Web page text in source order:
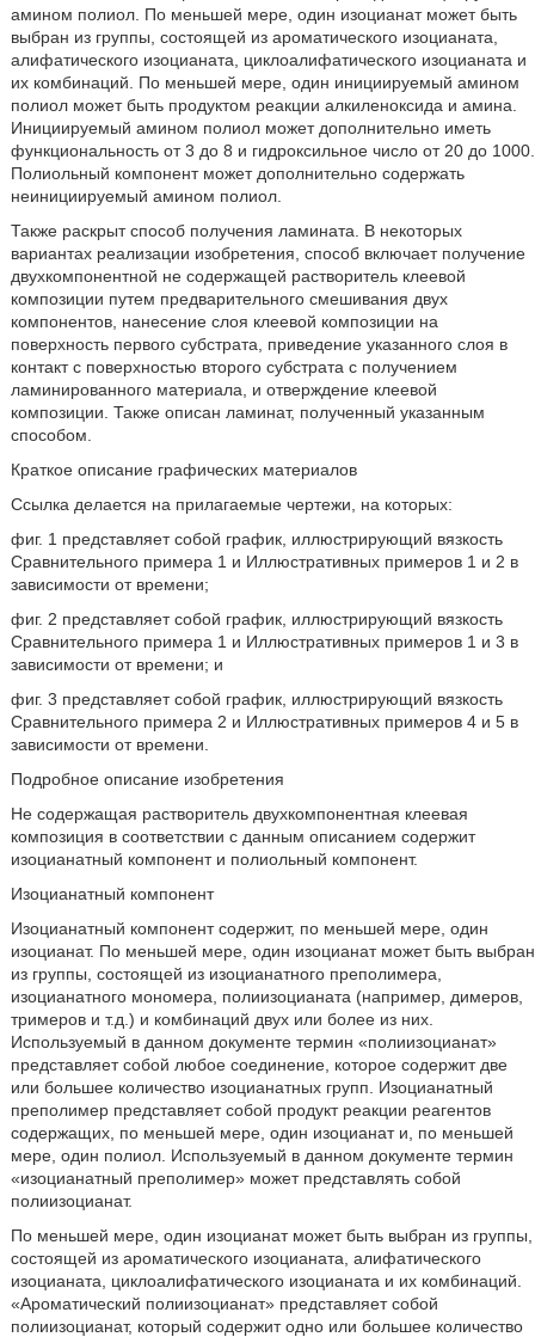
амином полиол. По меньшей мере, один изоцианат может быть
выбран из группы, состоящей из ароматического изоцианата,
алифатического изоцианата, циклоалифатического изоцианата и
их комбинаций. По меньшей мере, один инициируемый амином
полиол может быть продуктом реакции алкиленоксида и амина.
Инициируемый амином полиол может дополнительно иметь
функциональность от 3 до 8 и гидроксильное число от 20 до 1000.
Полиольный компонент может дополнительно содержать
неинициируемый амином полиол.
Также раскрыт способ получения ламината. В некоторых
вариантах реализации изобретения, способ включает получение
двухкомпонентной не содержащей растворитель клеевой
композиции путем предварительного смешивания двух
компонентов, нанесение слоя клеевой композиции на
поверхность первого субстрата, приведение указанного слоя в
контакт с поверхностью второго субстрата с получением
ламинированного материала, и отверждение клеевой
композиции. Также описан ламинат, полученный указанным
способом.
Краткое описание графических материалов
Ссылка делается на прилагаемые чертежи, на которых:
фиг. 1 представляет собой график, иллюстрирующий вязкость
Сравнительного примера 1 и Иллюстративных примеров 1 и 2 в
зависимости от времени;
фиг. 2 представляет собой график, иллюстрирующий вязкость
Сравнительного примера 1 и Иллюстративных примеров 1 и 3 в
зависимости от времени; и
фиг. 3 представляет собой график, иллюстрирующий вязкость
Сравнительного примера 2 и Иллюстративных примеров 4 и 5 в
зависимости от времени.
Подробное описание изобретения
Не содержащая растворитель двухкомпонентная клеевая
композиция в соответствии с данным описанием содержит
изоцианатный компонент и полиольный компонент.
Изоцианатный компонент
Изоцианатный компонент содержит, по меньшей мере, один
изоцианат. По меньшей мере, один изоцианат может быть выбран
из группы, состоящей из изоцианатного преполимера,
изоцианатного мономера, полиизоцианата (например, димеров,
тримеров и т.д.) и комбинаций двух или более из них.
Используемый в данном документе термин «полиизоцианат»
представляет собой любое соединение, которое содержит две
или большее количество изоцианатных групп. Изоцианатный
преполимер представляет собой продукт реакции реагентов
содержащих, по меньшей мере, один изоцианат и, по меньшей
мере, один полиол. Используемый в данном документе термин
«изоцианатный преполимер» может представлять собой
полиизоцианат.
По меньшей мере, один изоцианат может быть выбран из группы,
состоящей из ароматического изоцианата, алифатического
изоцианата, циклоалифатического изоцианата и их комбинаций.
«Ароматический полиизоцианат» представляет собой
полиизоцианат, который содержит одно или большее количество